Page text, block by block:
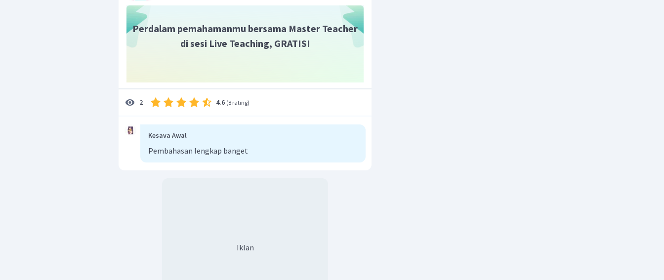
Perdalam pemahamanmu bersama Master Teacher
di sesi Live Teaching, GRATIS!
2 4.6 (8 rating)
Kesava Awal
Pembahasan lengkap banget
Iklan